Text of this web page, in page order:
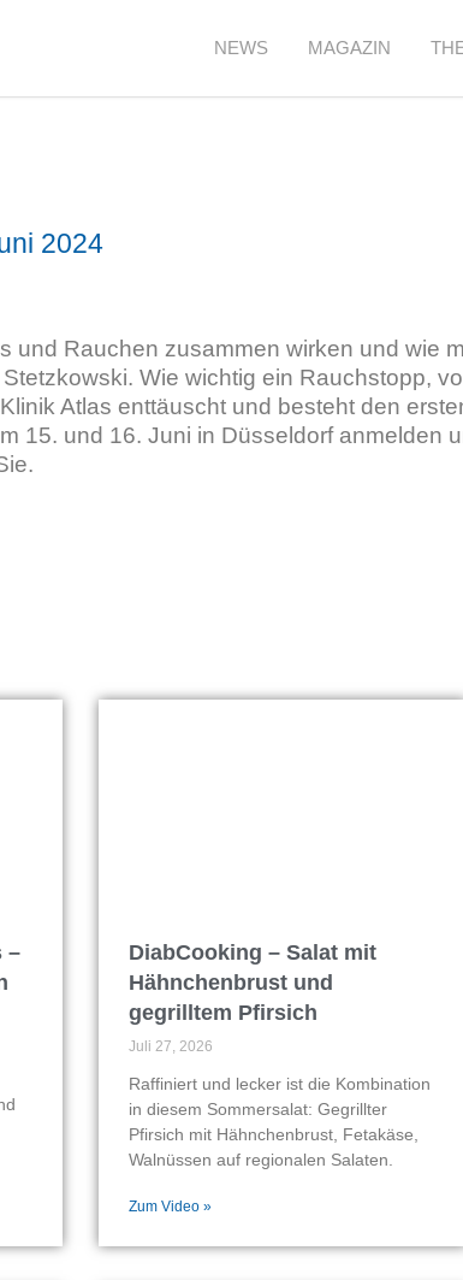
NEWS MAGAZIN
2024
und Rauchen zusammen wirken und wie
Wie wichtig ein Rauchstopp,
Atlas enttäuscht und besteht den
15. und 16. Juni in Düsseldorf anmelden
–
DiabCooking – Salat mit
Hähnchenbrust und
gegrilltem Pfirsich
Juli 27, 2026
Raffiniert und lecker ist die Kombination
in diesem Sommersalat: Gegrillter
Pfirsich mit Hähnchenbrust, Fetakäse,
Walnüssen auf regionalen Salaten.
Zum Video »